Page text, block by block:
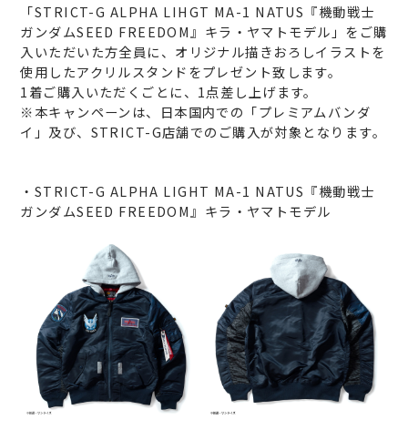
「STRICT-G ALPHA LIHGT MA-1 NATUS『機動戦士
ガンダムSEED FREEDOM』キラ・ヤマトモデル」をご購
入いただいた方全員に、オリジナル描きおろしイラストを
使用したアクリルスタンドをプレゼント致します。
1着ご購入いただくごとに、1点差し上げます。
※本キャンペーンは、日本国内での「プレミアムバンダ
イ」及び、STRICT-G店舗でのご購入が対象となります。
・STRICT-G ALPHA LIGHT MA-1 NATUS『機動戦士
ガンダムSEED FREEDOM』キラ・ヤマトモデル